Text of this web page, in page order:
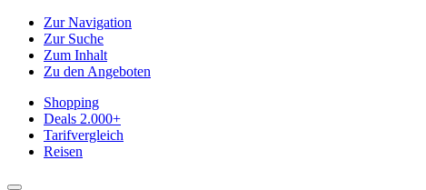
Zur Navigation
Zur Suche
Zum Inhalt
Zu den Angeboten
Shopping
Deals 2.000+
Tarifvergleich
Reisen